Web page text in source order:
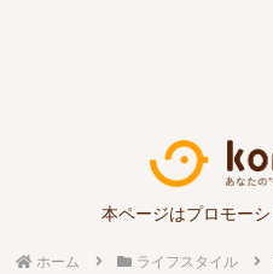
本ページはプロモー
ホーム ライフスタイル